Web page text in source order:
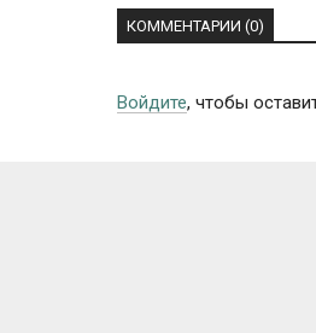
КОММЕНТАРИИ (0)
Войдите, чтобы